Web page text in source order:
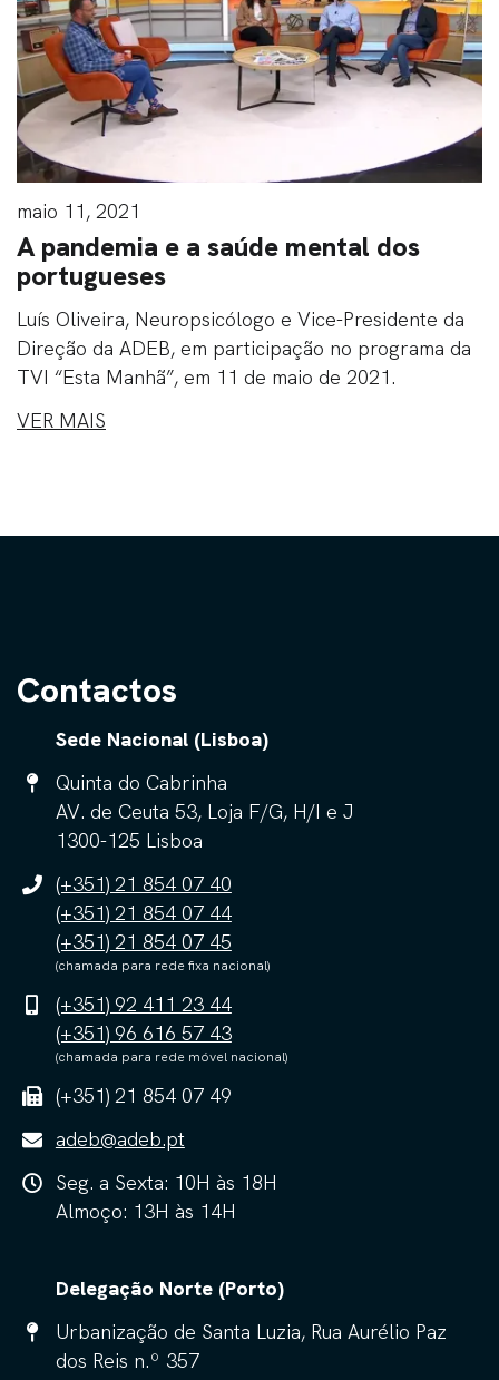
maio 11, 2021
A pandemia e a saúde mental dos
portugueses
Luís Oliveira, Neuropsicólogo e Vice-Presidente da
Direção da ADEB, em participação no programa da
TVI “Esta Manhã”, em 11 de maio de 2021.
VER MAIS
Contactos
Sede Nacional (Lisboa)
Quinta do Cabrinha
AV. de Ceuta 53, Loja F/G, H/I e J
1300-125 Lisboa
(+351) 21 854 07 40
(+351) 21 854 07 44
(+351) 21 854 07 45
(chamada para rede fixa nacional)
(+351) 92 411 23 44
(+351) 96 616 57 43
(chamada para rede móvel nacional)
(+351) 21 854 07 49
adeb@adeb.pt
Seg. a Sexta: 10H às 18H
Almoço: 13H às 14H
Delegação Norte (Porto)
Urbanização de Santa Luzia, Rua Aurélio Paz
dos Reis n.º 357